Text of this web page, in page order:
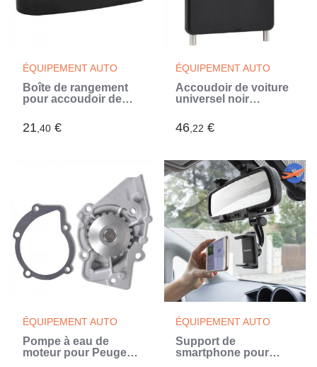
ÉQUIPEMENT AUTO
Boîte de rangement
pour accoudoir de
ABS (Noir)
21,40 €
ÉQUIPEMENT AUTO
Accoudoir de voiture
universel noir
(Noir)
46,22 €
ÉQUIPEMENT AUTO
Pompe à eau de
moteur pour Peugeot,
ÉQUIPEMENT AUTO
Support de
smartphone pour